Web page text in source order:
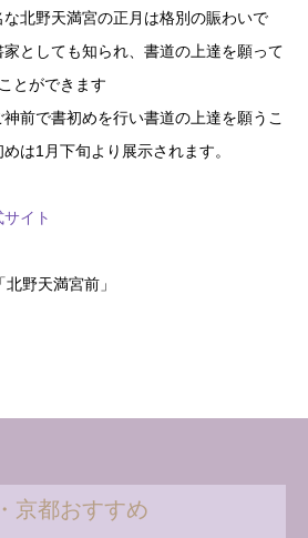
北野天満宮の正月は格別の賑わいで
としても知られ、書道の上達を願って
とができます
前で書初めを行い書道の上達を願うこ
は1月下旬より展示されます。
イト
野天満宮前」
京都おすすめ